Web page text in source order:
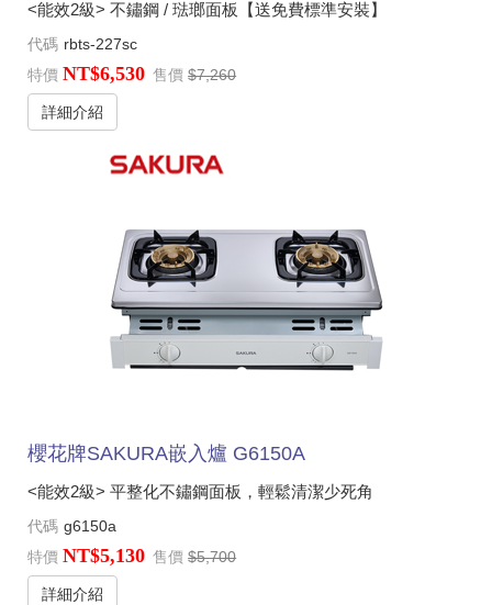
<能效2級> 不鏽鋼 / 琺瑯面板【送免費標準安裝】
代碼 rbts-227sc
特價 NT$6,530 售價 $7,260
詳細介紹
櫻花牌SAKURA嵌入爐 G6150A
<能效2級> 平整化不鏽鋼面板，輕鬆清潔少死角
代碼 g6150a
特價 NT$5,130 售價 $5,700
詳細介紹